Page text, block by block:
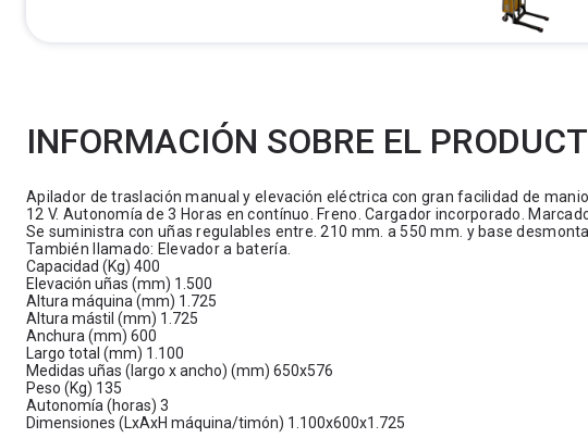
INFORMACIÓN SOBRE EL
Apilador de traslación manual y elevación eléctrica con gran facilidad de
12 V. Autonomía de 3 Horas en contínuo. Freno. Cargador incorporado. Marcado
Se suministra con uñas regulables entre. 210 mm. a 550 mm. y base
También llamado: Elevador a batería.
Capacidad (Kg) 400
Elevación uñas (mm) 1.500
Altura máquina (mm) 1.725
Altura mástil (mm) 1.725
Anchura (mm) 600
Largo total (mm) 1.100
Medidas uñas (largo x ancho) (mm) 650x576
Peso (Kg) 135
Autonomía (horas) 3
Dimensiones (LxAxH máquina/timón) 1.100x600x1.725